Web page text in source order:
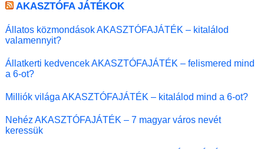
AKASZTÓFA JÁTÉKOK
Állatos közmondások AKASZTÓFAJÁTÉK – kitalálod
valamennyit?
Állatkerti kedvencek AKASZTÓFAJÁTÉK – felismered mind
a 6-ot?
Milliók világa AKASZTÓFAJÁTÉK – kitalálod mind a 6-ot?
Nehéz AKASZTÓFAJÁTÉK – 7 magyar város nevét
keressük